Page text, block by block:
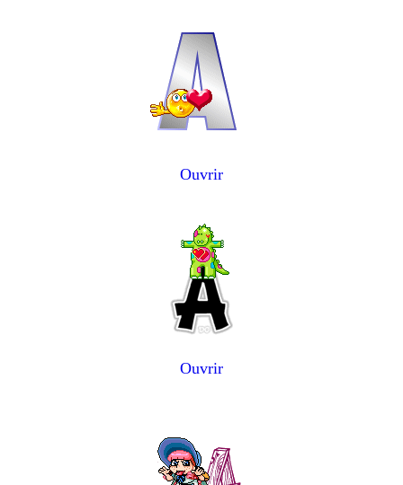
Ouvrir
Ouvrir